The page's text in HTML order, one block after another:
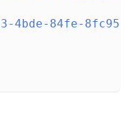
4bde-84fe-